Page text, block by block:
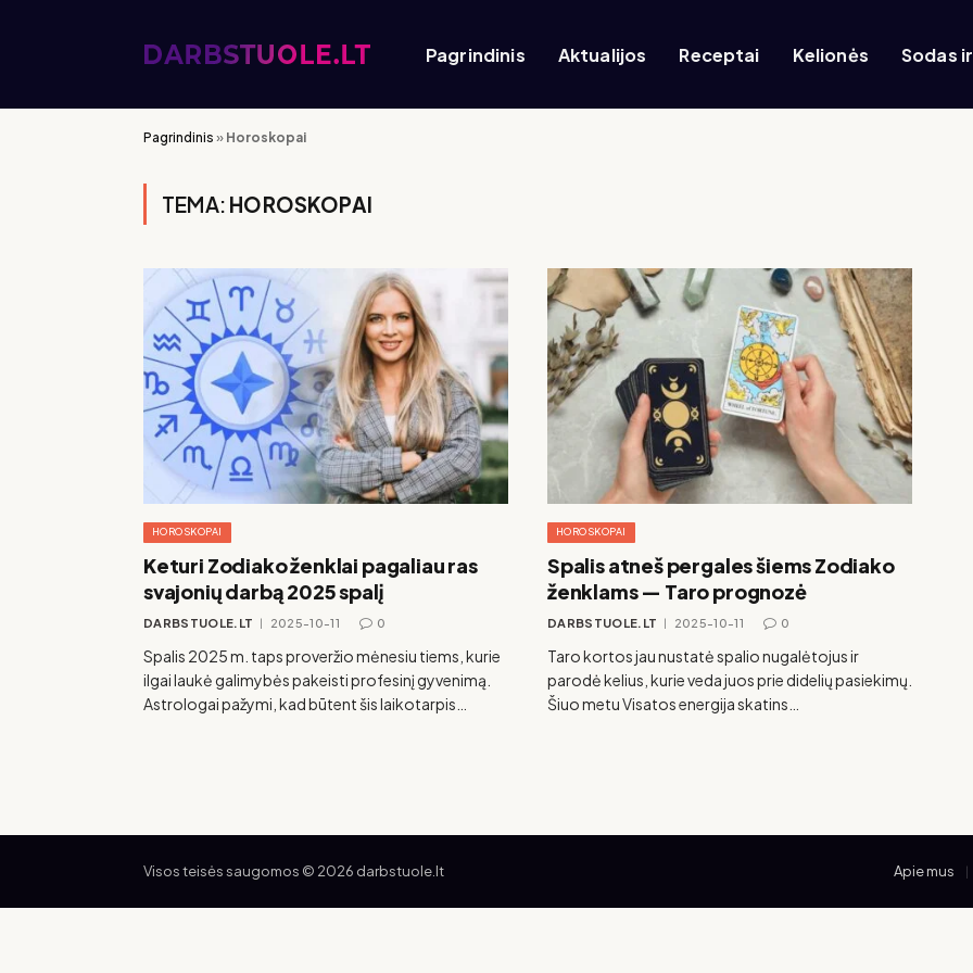
Pagrindinis Aktualijos Receptai Kelionės Sodas
Pagrindinis » Horoskopai
TEMA: HOROSKOPAI
HOROSKOPAI
Keturi Zodiako ženklai pagaliau ras
svajonių darbą 2025 spalį
DARBSTUOLE.LT 2025-10-11 0
Spalis 2025 m. taps proveržio mėnesiu tiems, kurie
ilgai laukė galimybės pakeisti profesinį gyvenimą.
Astrologai pažymi, kad būtent šis laikotarpis…
HOROSKOPAI
Spalis atneš pergales šiems Zodiako
ženklams — Taro prognozė
DARBSTUOLE.LT 2025-10-11 0
Taro kortos jau nustatė spalio nugalėtojus ir
parodė kelius, kurie veda juos prie didelių pasiekimų.
Šiuo metu Visatos energija skatins…
Visos teisės saugomos © 2026 darbstuole.lt Apie mus